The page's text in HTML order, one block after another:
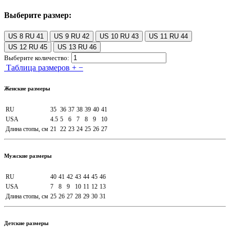
Выберите размер:
US 8 RU 41 US 9 RU 42 US 10 RU 43
US 11 RU 44
US 12 RU 45
US 13 RU 46
Выберите количество:
Таблица размеров + −
Женские размеры
RU 35 36 37 38 39 40 41
USA
4.5 5 6 7 8 9
10
Длина стопы, см 21 22 23 24 25 26 27
Мужские размеры
RU 40 41 42 43 44 45 46
USA
7 8 9 10 11 12 13
Длина стопы, см 25 26 27 28 29 30 31
Детские размеры